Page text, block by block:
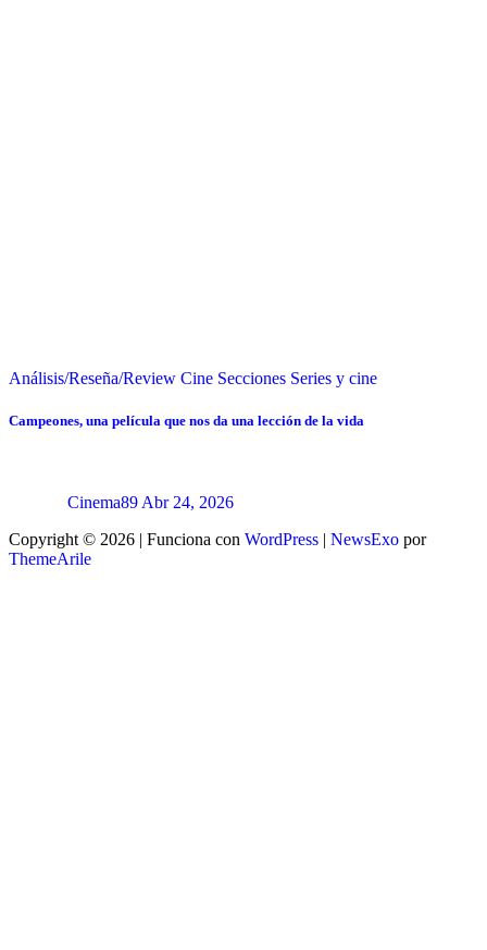
Análisis/Reseña/Review Cine Secciones Series y cine
Campeones, una película que nos da una lección de la vida
Cinema89 Abr 24, 2026
Copyright © 2026 | Funciona con WordPress | NewsExo por
ThemeArile